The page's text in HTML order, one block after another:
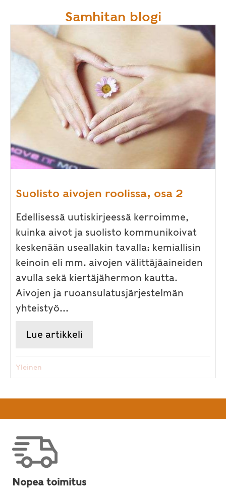
Samhitan blogi
Suolisto aivojen roolissa, osa 2
Edellisessä uutiskirjeessä kerroimme,
kuinka aivot ja suolisto kommunikoivat
keskenään useallakin tavalla: kemiallisin
keinoin eli mm. aivojen välittäjäaineiden
avulla sekä kiertäjähermon kautta.
Aivojen ja ruoansulatusjärjestelmän
yhteistyö...
Lue artikkeli
Yleinen
Nopea toimitus